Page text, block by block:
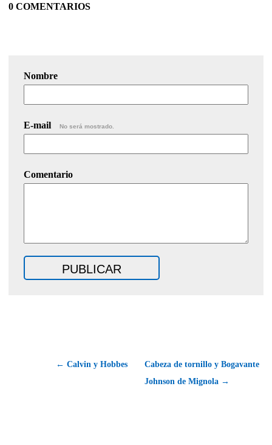
0 COMENTARIOS
Nombre
E-mail No será mostrado.
Comentario
← Calvin y Hobbes
Cabeza de tornillo y Bogavante
Johnson de Mignola →